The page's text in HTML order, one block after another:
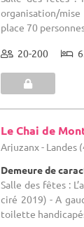
organisation/
place 70
20-200
Le Chai de
Arjuzanx - Landes
Demeure de
Salle des fêtes :
ciré 2019) - A
toilette